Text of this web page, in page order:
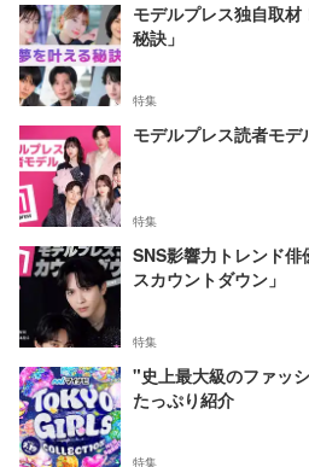
モデルプレス独自取
秘訣」
特集
モデルプレス読者モデ
特集
SNS影響力トレンド
スカウントダウン」
特集
"史上最大級のファッ
たっぷり紹介
特集